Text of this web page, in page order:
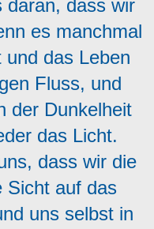
daran, dass wir
es manchmal
das Leben
Fluss, und
der Dunkelheit
das Licht.
dass wir die
Sicht auf das
uns selbst in